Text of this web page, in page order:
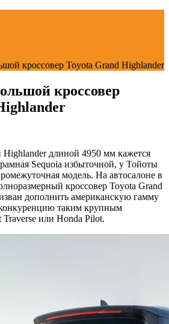
кроссовер Toyota Grand Highlander
кроссовер
длиной 4950 мм кажется
Sequoia избыточной, у Тойоты
модель. На автосалоне в
кроссовер Toyota Grand
дополнить американскую гамму
таким крупным
или Honda Pilot.